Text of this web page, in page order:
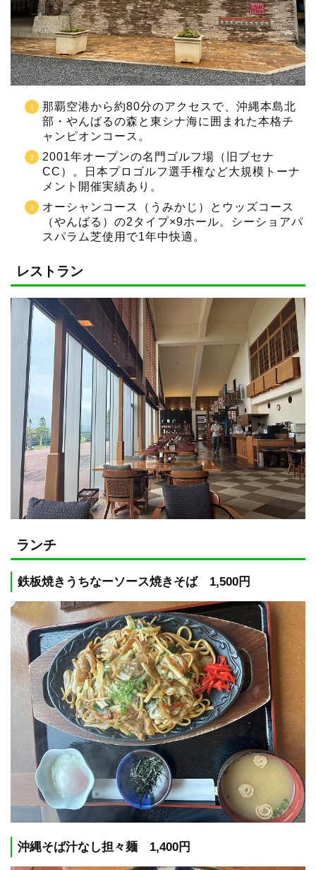
那覇空港から約80分のアクセスで、沖縄本島北
部・やんばるの森と東シナ海に囲まれた本格チ
ャンピオンコース。
2001年オープンの名門ゴルフ場（旧ブセナ
CC）。日本プロゴルフ選手権など大規模トーナ
メント開催実績あり。
オーシャンコース（うみかじ）とウッズコース
（やんばる）の2タイプ×9ホール。シーショアパ
スパラム芝使用で1年中快適。
レストラン
ランチ
鉄板焼きうちなーソース焼きそば 1,500円
沖縄そば汁なし担々麺 1,400円